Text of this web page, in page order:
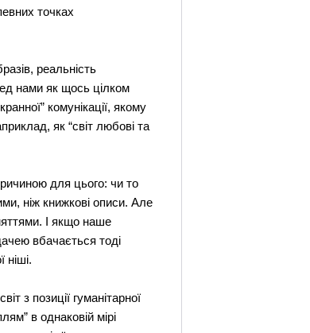
точках
реальність
нами як щось цілком
комунікації, якому
як “світ любові та
для цього: чи то
ніж книжкові описи. Але
І якщо наше
вбачається тоді
ніші.
з позиції гуманітарної
в однаковій мірі